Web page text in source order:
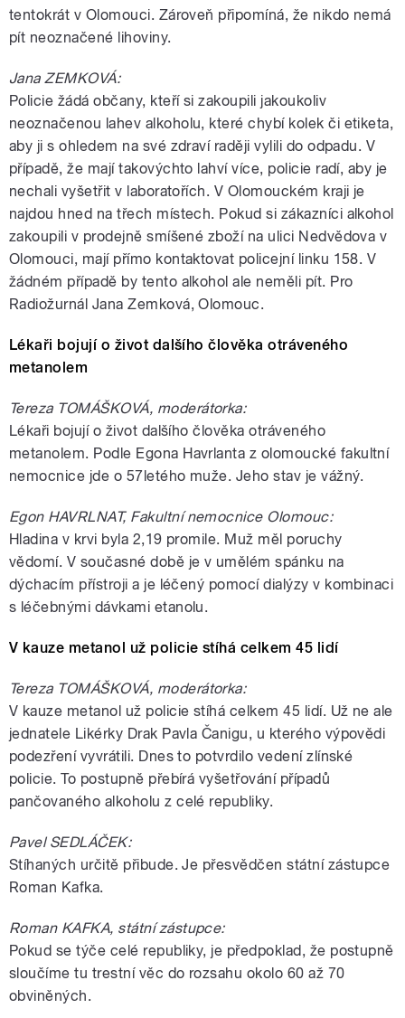
tentokrát v Olomouci. Zároveň připomíná, že nikdo nemá
pít neoznačené lihoviny.
Jana ZEMKOVÁ:
Policie žádá občany, kteří si zakoupili jakoukoliv
neoznačenou lahev alkoholu, které chybí kolek či etiketa,
aby ji s ohledem na své zdraví raději vylili do odpadu. V
případě, že mají takovýchto lahví více, policie radí, aby je
nechali vyšetřit v laboratořích. V Olomouckém kraji je
najdou hned na třech místech. Pokud si zákazníci alkohol
zakoupili v prodejně smíšené zboží na ulici Nedvědova v
Olomouci, mají přímo kontaktovat policejní linku 158. V
žádném případě by tento alkohol ale neměli pít. Pro
Radiožurnál Jana Zemková, Olomouc.
Lékaři bojují o život dalšího člověka otráveného
metanolem
Tereza TOMÁŠKOVÁ, moderátorka:
Lékaři bojují o život dalšího člověka otráveného
metanolem. Podle Egona Havrlanta z olomoucké fakultní
nemocnice jde o 57letého muže. Jeho stav je vážný.
Egon HAVRLNAT, Fakultní nemocnice Olomouc:
Hladina v krvi byla 2,19 promile. Muž měl poruchy
vědomí. V současné době je v umělém spánku na
dýchacím přístroji a je léčený pomocí dialýzy v kombinaci
s léčebnými dávkami etanolu.
V kauze metanol už policie stíhá celkem 45 lidí
Tereza TOMÁŠKOVÁ, moderátorka:
V kauze metanol už policie stíhá celkem 45 lidí. Už ne ale
jednatele Likérky Drak Pavla Čanigu, u kterého výpovědi
podezření vyvrátili. Dnes to potvrdilo vedení zlínské
policie. To postupně přebírá vyšetřování případů
pančovaného alkoholu z celé republiky.
Pavel SEDLÁČEK:
Stíhaných určitě přibude. Je přesvědčen státní zástupce
Roman Kafka.
Roman KAFKA, státní zástupce:
Pokud se týče celé republiky, je předpoklad, že postupně
sloučíme tu trestní věc do rozsahu okolo 60 až 70
obviněných.